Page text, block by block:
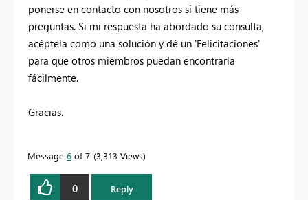
ponerse en contacto con nosotros si tiene más
preguntas. Si mi respuesta ha abordado su consulta,
acéptela como una solución y dé un 'Felicitaciones'
para que otros miembros puedan encontrarla
fácilmente.
Gracias.
Message 6 of 7 3,313 Views
0 Reply